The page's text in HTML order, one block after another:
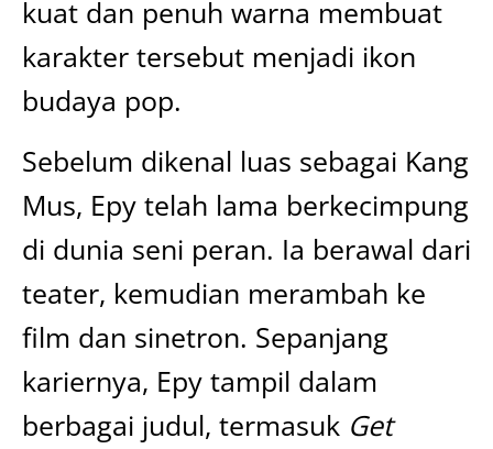
kuat dan penuh warna membuat
karakter tersebut menjadi ikon
budaya pop.
Sebelum dikenal luas sebagai Kang
Mus, Epy telah lama berkecimpung
di dunia seni peran. Ia berawal dari
teater, kemudian merambah ke
film dan sinetron. Sepanjang
kariernya, Epy tampil dalam
berbagai judul, termasuk Get